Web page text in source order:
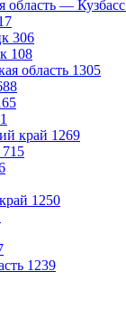
область — Кузбасс
306
108
область 1305
край 1269
715
1250
1239